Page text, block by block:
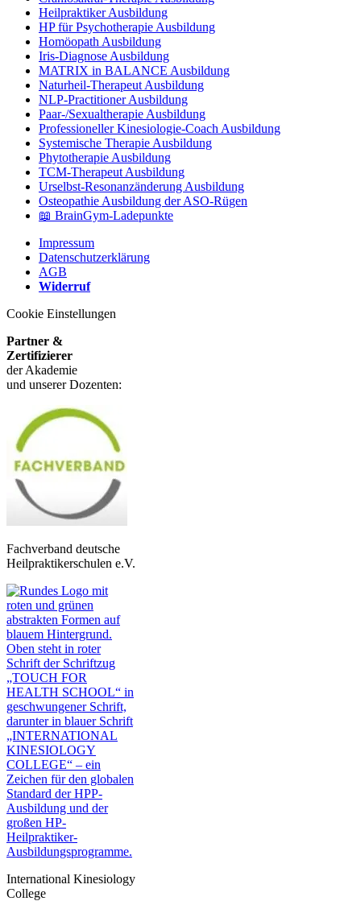
Heilpraktiker Ausbildung
HP für Psychotherapie Ausbildung
Homöopath Ausbildung
Iris-Diagnose Ausbildung
MATRIX in BALANCE Ausbildung
Naturheil-Therapeut Ausbildung
NLP-Practitioner Ausbildung
Paar-/Sexualtherapie Ausbildung
Professioneller Kinesiologie-Coach Ausbildung
Systemische Therapie Ausbildung
Phytotherapie Ausbildung
TCM-Therapeut Ausbildung
Urselbst-Resonanzänderung Ausbildung
Osteopathie Ausbildung der ASO-Rügen
📖 BrainGym-Ladepunkte
Impressum
Datenschutzerklärung
AGB
Widerruf
Cookie Einstellungen
Partner &
Zertifizierer
der Akademie
und unserer Dozenten:
Fachverband deutsche
Heilpraktikerschulen e.V.
International Kinesiology
College